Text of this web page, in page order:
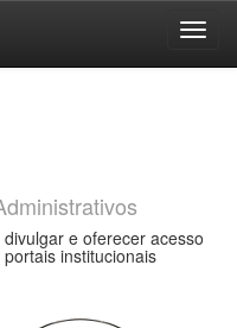
e oferecer acesso
institucionais